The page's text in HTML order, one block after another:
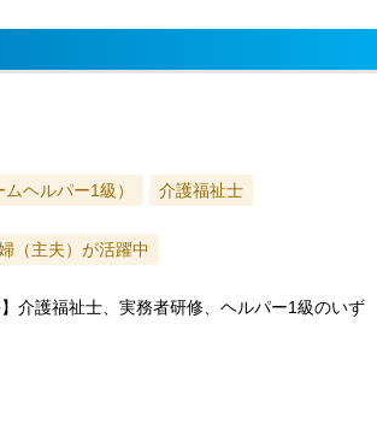
ヘルパー1級） 介護福祉士
（主夫）が活躍中
】介護福祉士、実務者研修、ヘルパー1級のいず